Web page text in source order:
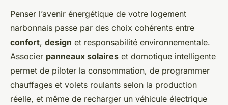
Penser l’avenir énergétique de votre logement
narbonnais passe par des choix cohérents entre
confort, design et responsabilité environnementale.
Associer panneaux solaires et domotique intelligente
permet de piloter la consommation, de programmer
chauffages et volets roulants selon la production
réelle, et même de recharger un véhicule électrique